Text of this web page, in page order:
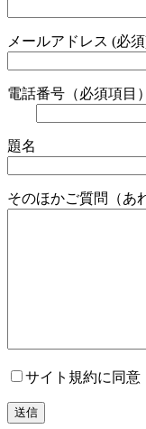
メールアドレス (必
電話番号（必須項目）
題名
そのほかご質問（あ
サイト規約に同意